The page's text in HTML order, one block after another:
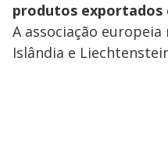
produtos exportados
A associação
Islândia e